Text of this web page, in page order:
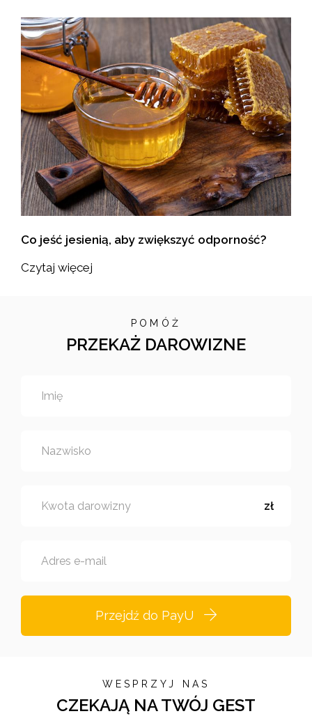
Co jeść jesienią, aby zwiększyć odporność?
Czytaj więcej
POMÓŻ
PRZEKAŻ DAROWIZNE
Imię
Nazwisko
Kwota darowizny zł
Adres e-mail
Przejdź do PayU
WESPRZYJ NAS
CZEKAJĄ NA TWÓJ GEST